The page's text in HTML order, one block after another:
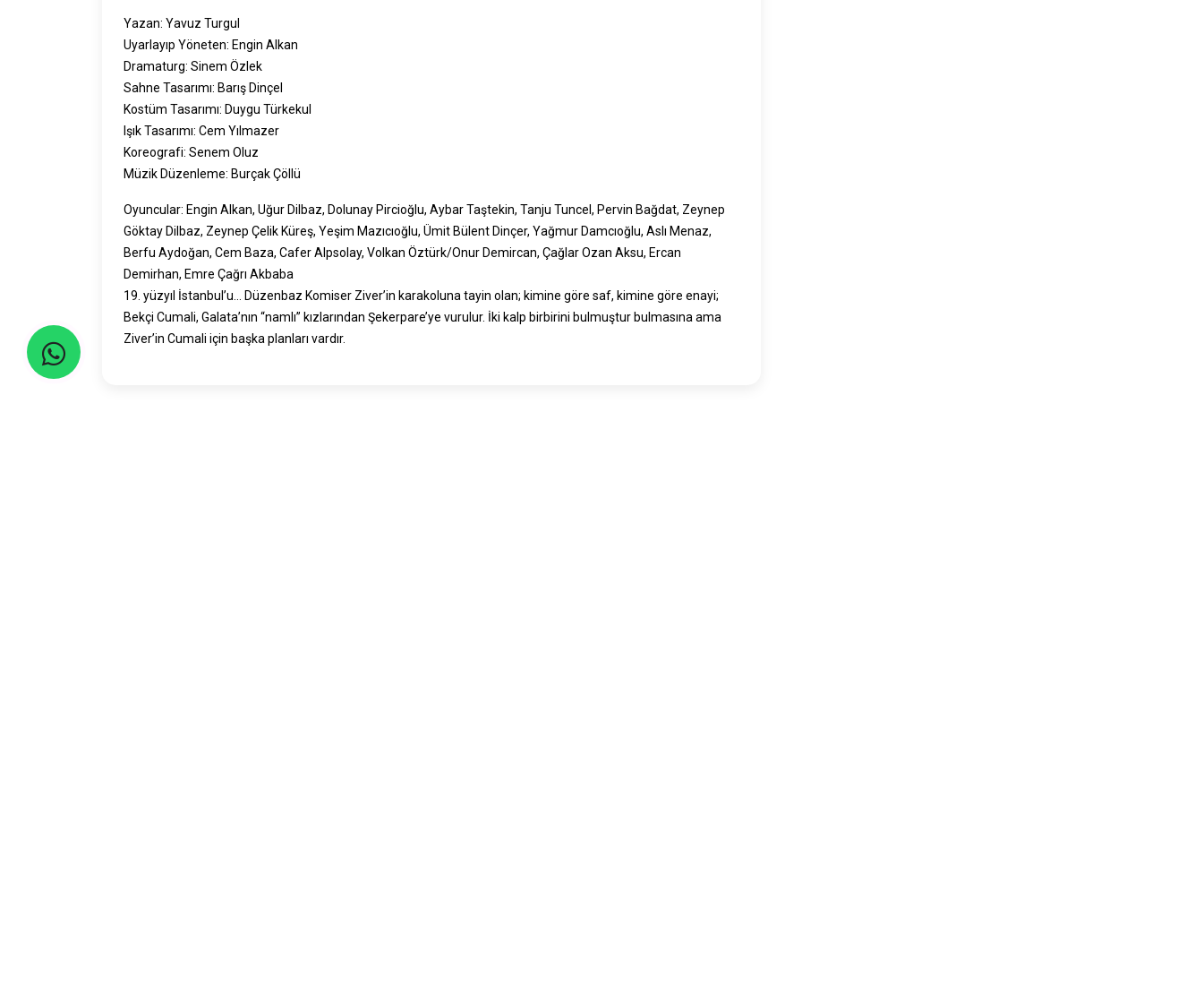
Yazan: Yavuz Turgul
Uyarlayıp Yöneten: Engin Alkan
Dramaturg: Sinem Özlek
Sahne Tasarımı: Barış Dinçel
Kostüm Tasarımı: Duygu Türkekul
Işık Tasarımı: Cem Yılmazer
Koreografi: Senem Oluz
Müzik Düzenleme: Burçak Çöllü
Oyuncular: Engin Alkan, Uğur Dilbaz, Dolunay Pircioğlu, Aybar Taştekin, Tanju Tuncel, Pervin Bağdat, Zeynep
Göktay Dilbaz, Zeynep Çelik Küreş, Yeşim Mazıcıoğlu, Ümit Bülent Dinçer, Yağmur Damcıoğlu, Aslı Menaz,
Berfu Aydoğan, Cem Baza, Cafer Alpsolay, Volkan Öztürk/Onur Demircan, Çağlar Ozan Aksu, Ercan
Demirhan, Emre Çağrı Akbaba
19. yüzyıl İstanbul’u… Düzenbaz Komiser Ziver’in karakoluna tayin olan; kimine göre saf, kimine göre enayi;
Bekçi Cumali, Galata’nın “namlı” kızlarından Şekerpare’ye vurulur. İki kalp birbirini bulmuştur bulmasına ama
Ziver’in Cumali için başka planları vardır.